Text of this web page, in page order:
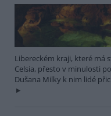
Libereckém kraji, které má
Celsia, přesto v minulosti
Dušana Milky k nim lidé